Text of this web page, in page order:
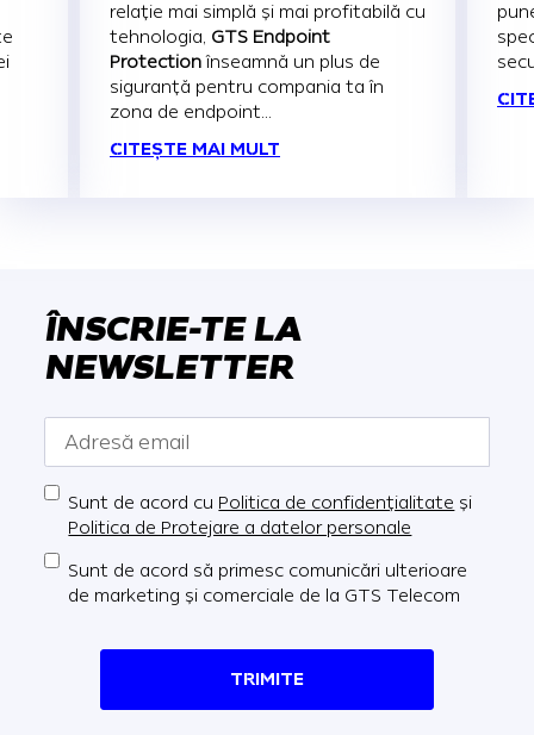
relație mai simplă și mai profitabilă cu
tehnologia, GTS Endpoint
Protectionînseamnă un plus de
siguranță pentru compania ta în
zona de endpoint...
CITEȘTE MAI MULT
ÎNSCRIE-TE LA
NEWSLETTER
TRIMITE
Sunt de acord cu Politica de confidențialitate și
Politica de Protejare a datelor personale
Sunt de acord să primesc comunicări ulterioare
de marketing și comerciale de la GTS Telecom